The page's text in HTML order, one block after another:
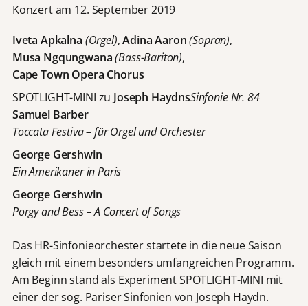
Konzert am 12. September 2019
Iveta Apkalna (Orgel),Adina Aaron(Sopran),
Musa Ngqungwana(Bass-Bariton),
Cape Town Opera Chorus
SPOTLIGHT-MINI zu Joseph HaydnsSinfonie Nr. 84
Samuel Barber
Toccata Festiva – für Orgel und Orchester
George Gershwin
Ein Amerikaner in Paris
George Gershwin
Porgy and Bess – A Concert of Songs
Das HR-Sinfonieorchester startete in die neue Saison
gleich mit einem besonders umfangreichen Programm.
Am Beginn stand als Experiment SPOTLIGHT-MINI mit
einer der sog. Pariser Sinfonien von Joseph Haydn.